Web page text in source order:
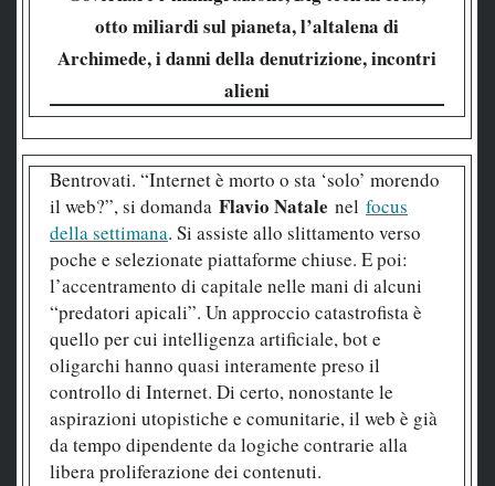
otto miliardi sul pianeta, l’altalena di
Archimede, i danni della denutrizione, incontri
alieni
Bentrovati. “Internet è morto o sta ‘solo’ morendo
il web?”, si domanda Flavio Natale nel focus
della settimana. Si assiste allo slittamento verso
poche e selezionate piattaforme chiuse. E poi:
l’accentramento di capitale nelle mani di alcuni
“predatori apicali”. Un approccio catastrofista è
quello per cui intelligenza artificiale, bot e
oligarchi hanno quasi interamente preso il
controllo di Internet. Di certo, nonostante le
aspirazioni utopistiche e comunitarie, il web è già
da tempo dipendente da logiche contrarie alla
libera proliferazione dei contenuti.